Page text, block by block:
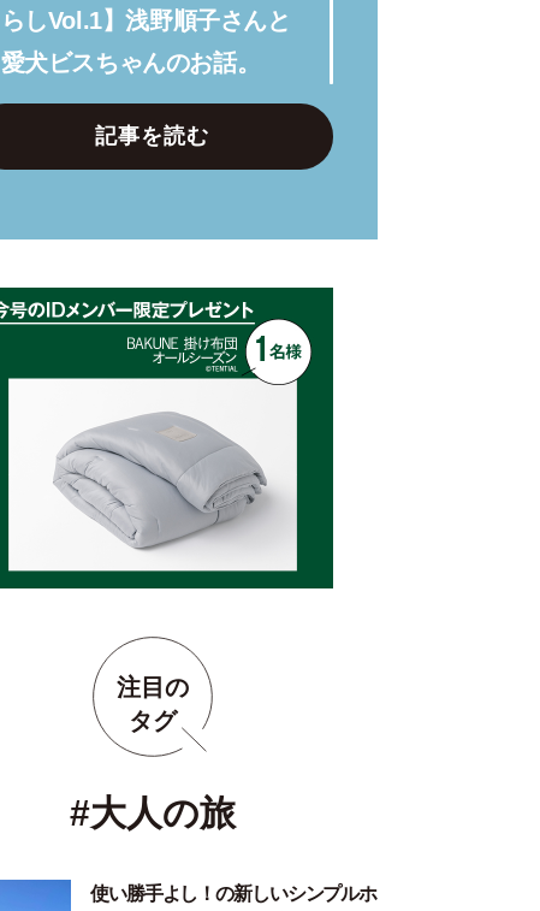
らしVol.1】浅野順子さんと
愛犬ビスちゃんのお話。
記事を読む
注目の
タグ
#大人の旅
使い勝手よし！の新しいシンプルホ